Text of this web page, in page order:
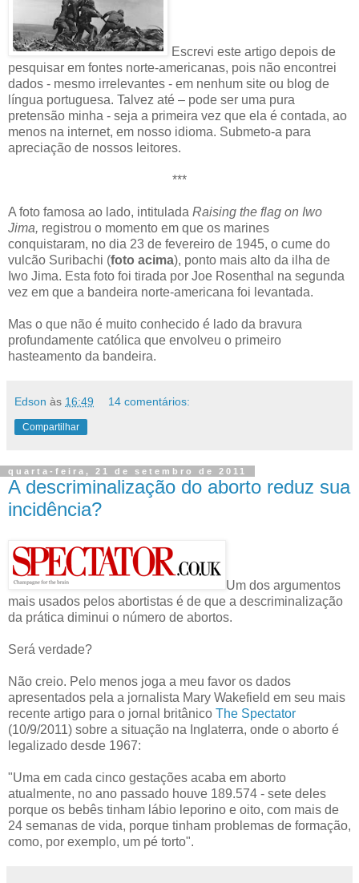
Escrevi este artigo depois de
pesquisar em fontes norte-americanas, pois não encontrei
dados - mesmo irrelevantes - em nenhum site ou blog de
língua portuguesa. Talvez até – pode ser uma pura
pretensão minha - seja a primeira vez que ela é contada, ao
menos na internet, em nosso idioma. Submeto-a para
apreciação de nossos leitores.
***
A foto famosa ao lado, intitulada Raising the flag on Iwo
Jima, registrou o momento em que os marines
conquistaram, no dia 23 de fevereiro de 1945, o cume do
vulcão Suribachi (foto acima), ponto mais alto da ilha de
Iwo Jima. Esta foto foi tirada por Joe Rosenthal na segunda
vez em que a bandeira norte-americana foi levantada.
Mas o que não é muito conhecido é lado da bravura
profundamente católica que envolveu o primeiro
hasteamento da bandeira.
Edson às 16:49 14 comentários:
Compartilhar
quarta-feira, 21 de setembro de 2011
A descriminalização do aborto reduz sua
incidência?
Um dos argumentos
mais usados pelos abortistas é de que a descriminalização
da prática diminui o número de abortos.
Será verdade?
Não creio. Pelo menos joga a meu favor os dados
apresentados pela a jornalista Mary Wakefield em seu mais
recente artigo para o jornal britânico The Spectator
(10/9/2011) sobre a situação na Inglaterra, onde o aborto é
legalizado desde 1967:
"Uma em cada cinco gestações acaba em aborto
atualmente, no ano passado houve 189.574 - sete deles
porque os bebês tinham lábio leporino e oito, com mais de
24 semanas de vida, porque tinham problemas de formação,
como, por exemplo, um pé torto".